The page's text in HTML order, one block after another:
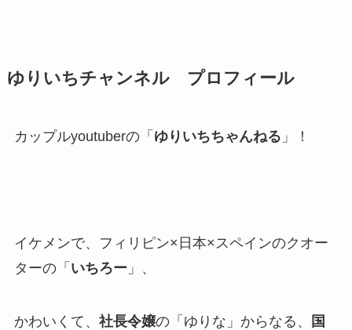
ゆりいちチャンネル プロフィール
カップルyoutuberの「 ゆりいちちゃんねる 」 ！
イケメンで、
フィリピン×日本×スペインのクオー
ターの「 いちろー 」、
かわいくて、 社長令嬢の「 ゆりな 」からなる、
国